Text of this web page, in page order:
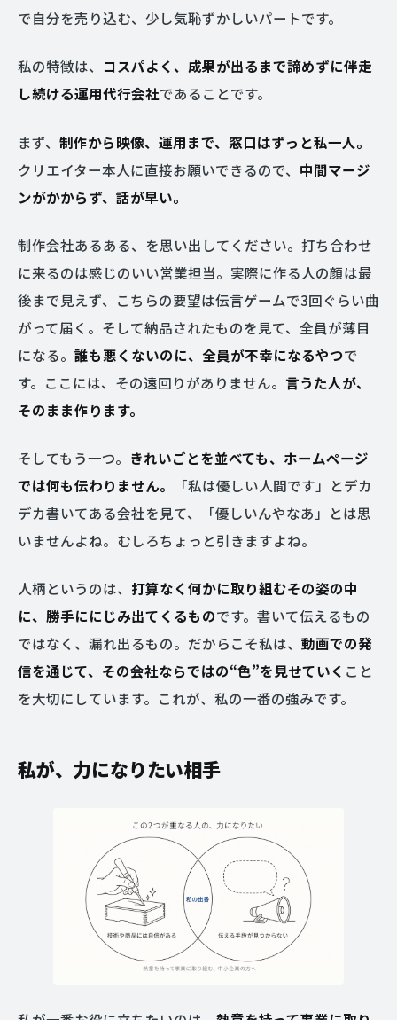
で自分を売り込む、少し気恥ずかしいパートです。
私の特徴は、 コスパよく、成果が出るまで諦めずに伴走
し続ける運用代行会社であることです。
まず、 制作から映像、運用まで、窓口はずっと私一人。
クリエイター本人に直接お願いできるので、 中間マージ
ンがかからず、話が早い。
制作会社あるある、を思い出してください。打ち合わせ
に来るのは感じのいい営業担当。実際に作る人の顔は最
後まで見えず、こちらの要望は伝言ゲームで3回ぐらい曲
がって届く。そして納品されたものを見て、全員が薄目
になる。 誰も悪くないのに、全員が不幸になるやつで
す。ここには、その遠回りがありません。 言うた人が、
そのまま作ります。
そしてもう一つ。 きれいごとを並べても、ホームページ
では何も伝わりません。
「私は優しい人間です」とデカ
デカ書いてある会社を見て、「優しいんやなあ」とは思
いませんよね。むしろちょっと引きますよね。
人柄というのは、 打算なく何かに取り組むその姿の中
に、勝手ににじみ出てくるものです。書いて伝えるもの
ではなく、漏れ出るもの。だからこそ私は、 動画での発
信を通じて、その会社ならではの“色”を見せていく こと
を大切にしています。これが、私の一番の強みです。
私が、力になりたい相手